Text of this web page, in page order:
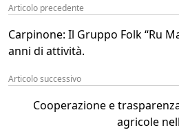
Articolo precedente
Carpinone: Il Gruppo Folk “Ru
anni di attività.
Articolo successivo
Cooperazione e
agricole